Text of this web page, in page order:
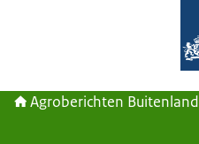
Agroberichten Buitenland